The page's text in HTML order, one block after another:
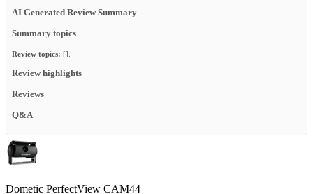
AI Generated Review Summary
Summary topics
Review topics: [].
Review highlights
Reviews
Q&A
Dometic PerfectView CAM44